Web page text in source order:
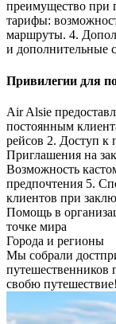
преимущество при
тарифы:
маршруты. 4.
и дополнительные
Привилегии для
Air Alsie
постоянным
рейсов 2. Доступ к
Приглашения на
Возможность
предпочтения 5.
клиентов при
Помощь в
точке мира
Города и регионы
Мы собрали
путешественников
свобю путешествие!